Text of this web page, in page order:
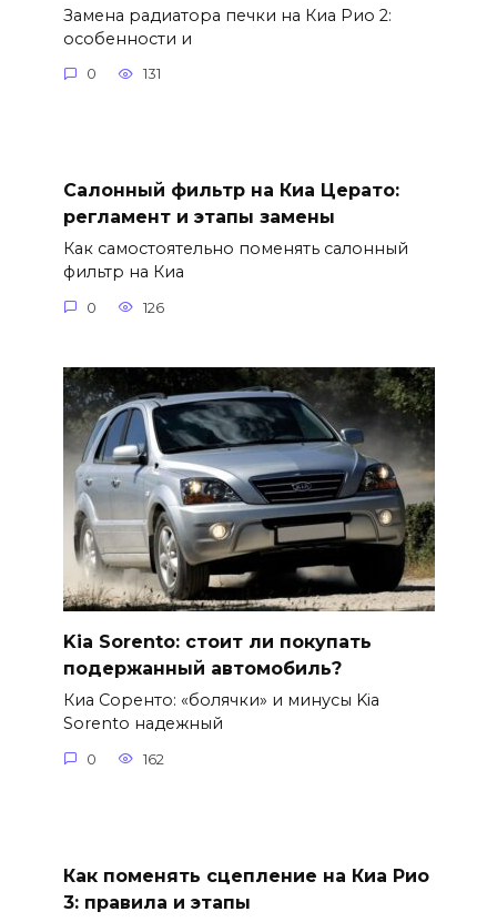
Замена радиатора печки на Киа Рио 2:
особенности и
0 131
Салонный фильтр на Киа Церато:
регламент и этапы замены
Как самостоятельно поменять салонный
фильтр на Киа
0 126
Kia Sorento: стоит ли покупать
подержанный автомобиль?
Киа Соренто: «болячки» и минусы Kia
Sorento надежный
0 162
Как поменять сцепление на Киа Рио
3: правила и этапы